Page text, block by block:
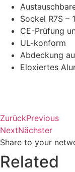
Sockel R7S –
CE-Prüfung
UL-konform
Abdeckung
Eloxiertes
ZurückPrevious
NextNächster
Share to your
Related